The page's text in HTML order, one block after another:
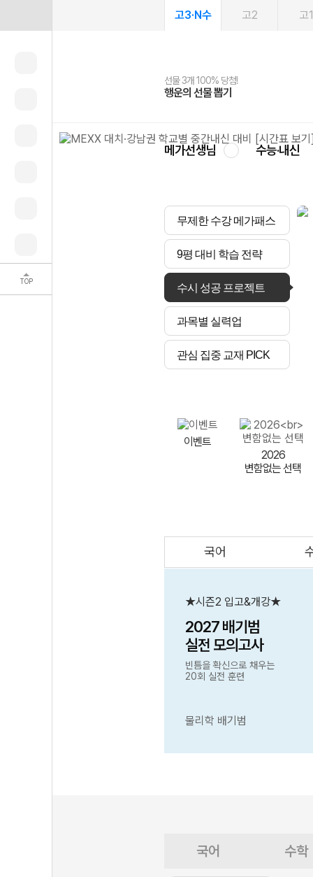
TOP
고3·N수 고2 고1
선물 3개 100% 당첨!
행운의 선물 뽑기
선물 100% 증정!
메가스터디 X 올리브
여름방학 스터디 캐시백
메가런 썸머스쿨
2027 러셀 단과
강사 공개선발
스마트러닝앱
설문 EVENT
메가패스
3일 무료 체험권
메가패스 수강생 무료혜택!
메가클럽 멤버십
사회공헌 캠페인
희망이룸 메가나눔
메가선생님 수능·내신
무제한 수강 메가패스
9평 대비 학습 전략
수시 성공 프로젝트
과목별 실력업
관심 집중 교재 PICK
이벤트
2026
변함없는 선택
국어
★시즌2 입고&개강★
2027 배기범
실전 모의고사
빈틈을 확신으로 채우는
20회 실전 훈련
물리학 배기범
국어 수학